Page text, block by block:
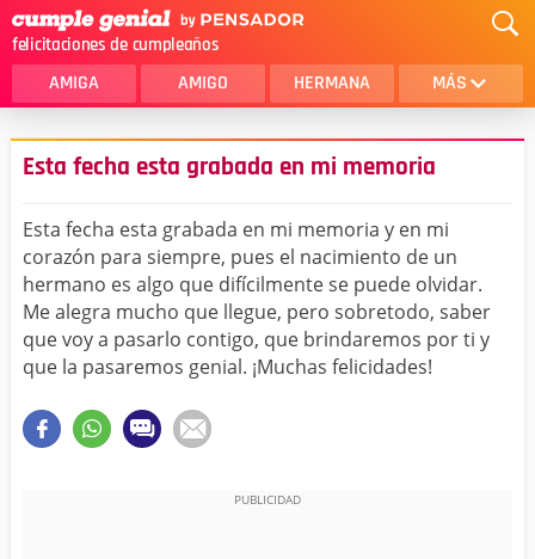
felicitaciones de cumpleaños
AMIGA AMIGO HERMANA MÁS
MAMA
AMOR
SOBRINA
HIJA
HERMANO
HIJO
NOVIA
ESPOSO
PAPA
HOMBRE
TIA
Esta fecha esta grabada en mi memoria
Esta fecha esta grabada en mi memoria y en mi
corazón para siempre, pues el nacimiento de un
hermano es algo que difícilmente se puede olvidar.
Me alegra mucho que llegue, pero sobretodo, saber
que voy a pasarlo contigo, que brindaremos por ti y
que la pasaremos genial. ¡Muchas felicidades!